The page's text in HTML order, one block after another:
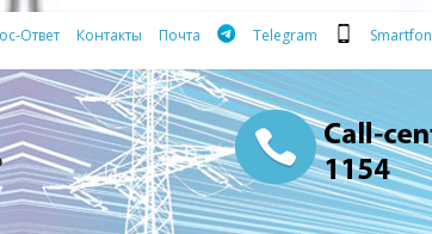
Ответ Контакты Почта Telegram Smartfon